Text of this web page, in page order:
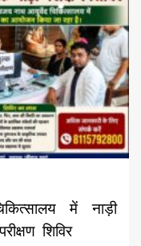
में नाड़ी
शिविर